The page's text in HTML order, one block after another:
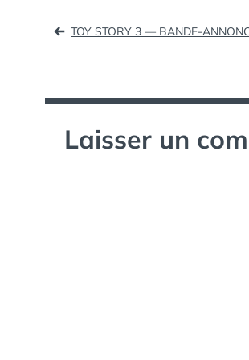
Navigation
l’article
TOY STORY 3 — BANDE-
Laisser un